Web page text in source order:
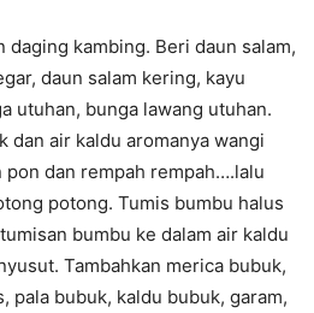
daging kambing. Beri daun salam,
daun salam kering, kayu
utuhan, bunga lawang utuhan.
dan air kaldu aromanya wangi
pon dan rempah rempah….lalu
potong. Tumis bumbu halus
bumbu ke dalam air kaldu
Tambahkan merica bubuk,
pala bubuk, kaldu bubuk, garam,